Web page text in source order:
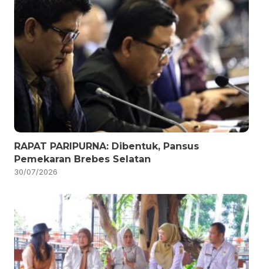
RAPAT PARIPURNA: Dibentuk, Pansus
Pemekaran Brebes Selatan
30/07/2026